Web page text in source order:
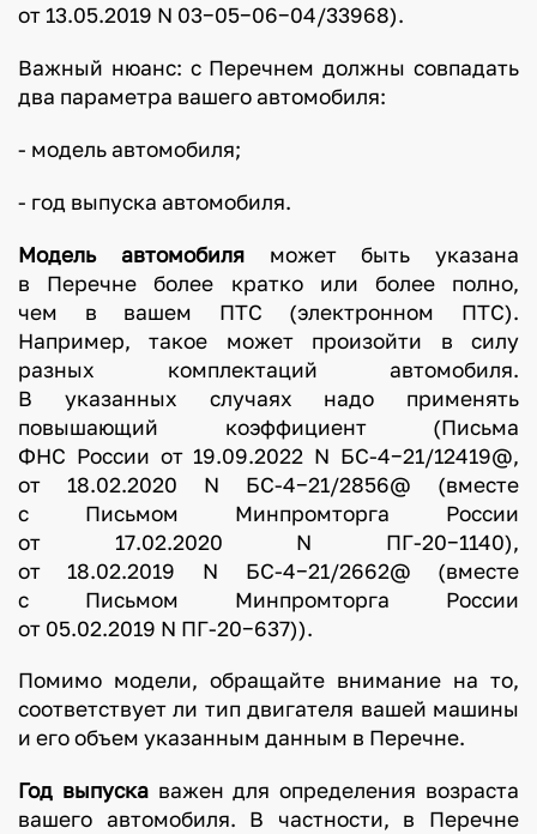
от 13.05.2019 N 03−05−06−04/33968).
Важный нюанс: с Перечнем должны совпадать
два параметра вашего автомобиля:
- модель автомобиля;
- год выпуска автомобиля.
Модель автомобиляможет быть указана
в Перечне более кратко или более полно,
чем в вашем ПТС (электронном ПТС).
Например, такое может произойти в силу
разных комплектаций автомобиля.
В указанных случаях надо применять
повышающий коэффициент (Письма
ФНС России от 19.09.2022 N БС-4−21/12419@,
от 18.02.2020 N БС-4−21/2856@ (вместе
с Письмом Минпромторга России
от 17.02.2020 N ПГ-20−1140),
от 18.02.2019 N БС-4−21/2662@ (вместе
с Письмом Минпромторга России
от 05.02.2019 N ПГ-20−637)).
Помимо модели, обращайте внимание на то,
соответствует ли тип двигателя вашей машины
и его объем указанным данным в Перечне.
Год выпускаважен для определения возраста
вашего автомобиля. В частности, в Перечне